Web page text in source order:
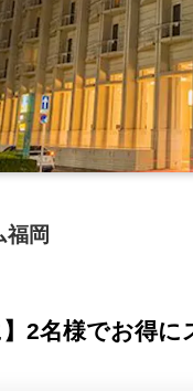
福岡
2名様でお得に